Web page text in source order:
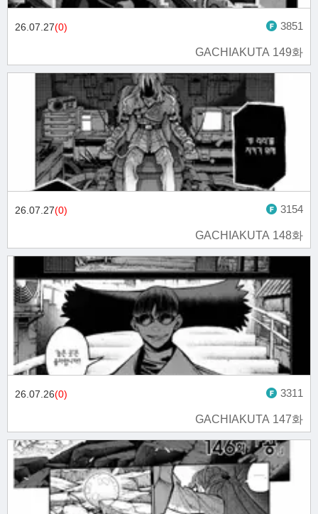
GACHIAKUTA 149화
26.07.27(0) 3851
GACHIAKUTA 148화
26.07.27(0) 3154
GACHIAKUTA 147화
26.07.26(0) 3311